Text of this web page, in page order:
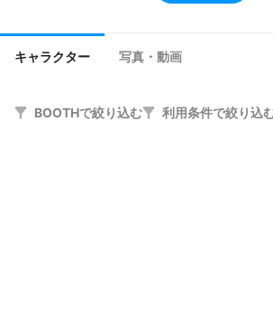
キャラクター 写真・動画
BOOTHで絞り込む 利用条件で絞り込